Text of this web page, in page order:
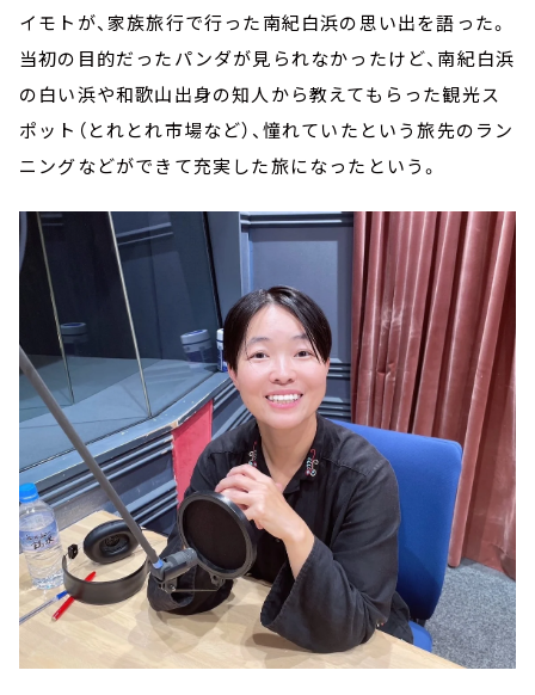
イモトが、家族旅行で行った南紀白浜の思い出を語った。
当初の目的だったパンダが見られなかったけど、南紀白浜
の白い浜や和歌山出身の知人から教えてもらった観光ス
ポット（とれとれ市場など）、憧れていたという旅先のラン
ニングなどができて充実した旅になったという。